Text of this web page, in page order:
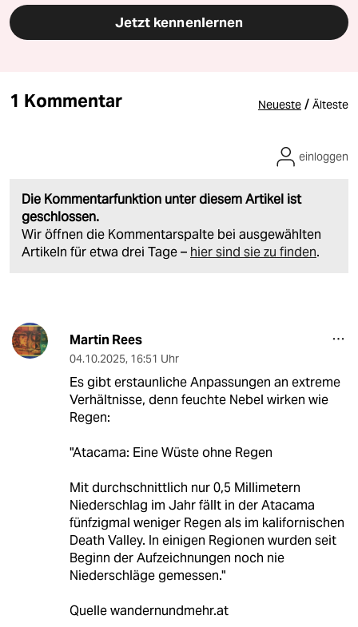
Jetzt kennenlernen
1 Kommentar Neueste / Älteste
Die Kommentarfunktion unter diesem Artikel ist
geschlossen.
Wir öffnen die Kommentarspalte bei ausgewählten
Artikeln für etwa drei Tage – hier sind sie zu finden.
einloggen
Martin Rees
04.10.2025, 16:51 Uhr
Es gibt erstaunliche Anpassungen an extreme
Verhältnisse, denn feuchte Nebel wirken wie
Regen:
"Atacama: Eine Wüste ohne Regen
Mit durchschnittlich nur 0,5 Millimetern
Niederschlag im Jahr fällt in der Atacama
fünfzigmal weniger Regen als im kalifornischen
Death Valley. In einigen Regionen wurden seit
Beginn der Aufzeichnungen noch nie
Niederschläge gemessen."
Quelle wandernundmehr.at